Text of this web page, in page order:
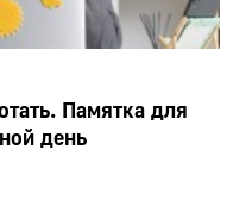
Памятка для
день